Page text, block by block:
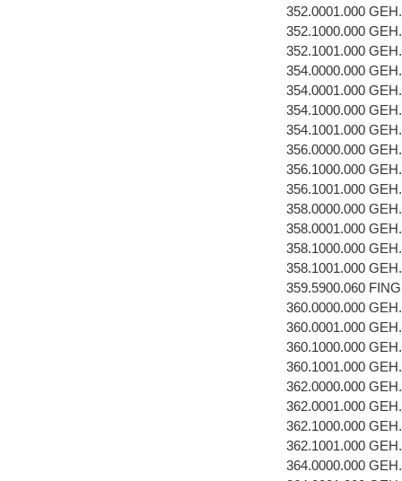
352.0001.000
352.1000.000
352.1001.000
354.0000.000
354.0001.000
354.1000.000
354.1001.000
356.0000.000
356.1000.000
356.1001.000
358.0000.000
358.0001.000
358.1000.000
358.1001.000
359.5900.060
360.0000.000
360.0001.000
360.1000.000
360.1001.000
362.0000.000
362.0001.000
362.1000.000
362.1001.000
364.0000.000